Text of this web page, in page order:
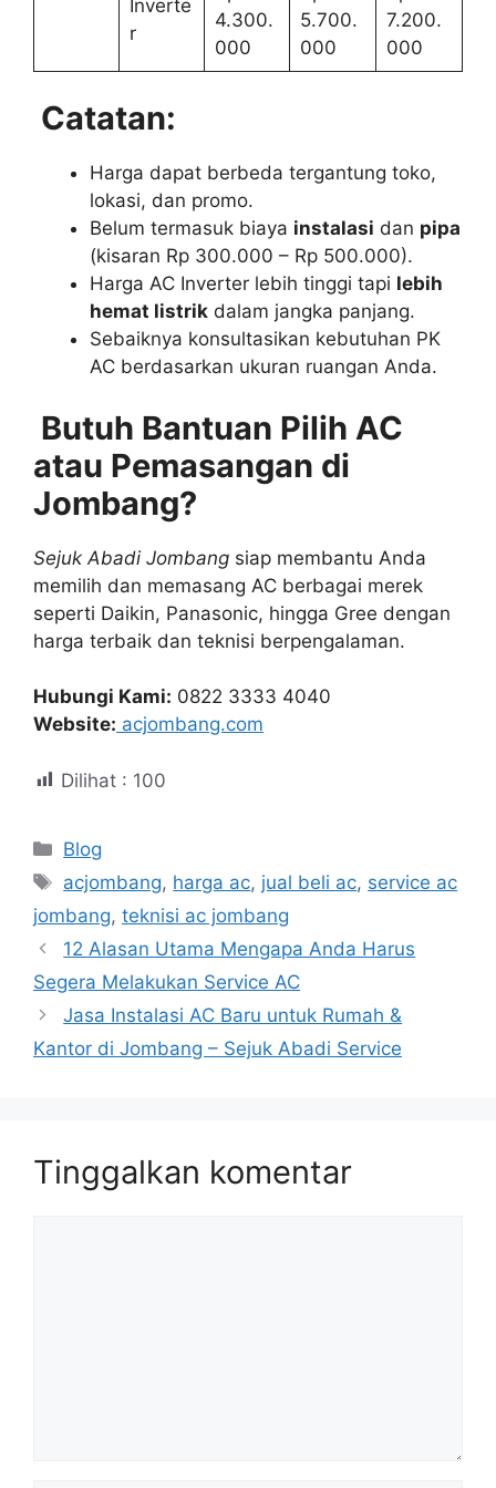
Inverte
r
4.300.
000
5.700.
000
7.200.
000
Catatan:
Harga dapat berbeda tergantung toko,
lokasi, dan promo.
Belum termasuk biaya instalasi dan pipa
(kisaran Rp 300.000 – Rp 500.000).
Harga AC Inverter lebih tinggi tapi lebih
hemat listrik dalam jangka panjang.
Sebaiknya konsultasikan kebutuhan PK
AC berdasarkan ukuran ruangan Anda.
Butuh Bantuan Pilih AC
atau Pemasangan di
Jombang?
Sejuk Abadi Jombang siap membantu Anda
memilih dan memasang AC berbagai merek
seperti Daikin, Panasonic, hingga Gree dengan
harga terbaik dan teknisi berpengalaman.
Hubungi Kami: 0822 3333 4040
Website: acjombang.com
Dilihat : 100
Kategori
Blog
Tag
acjombang, harga ac, jual beli ac, service ac
jombang, teknisi ac jombang
12 Alasan Utama Mengapa Anda Harus
Segera Melakukan Service AC
Jasa Instalasi AC Baru untuk Rumah &
Kantor di Jombang – Sejuk Abadi Service
Tinggalkan komentar